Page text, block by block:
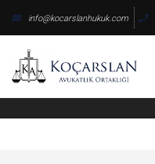
content
info@kocarslanhukuk.com